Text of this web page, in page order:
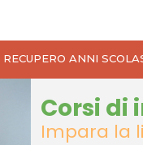
RECUPERO ANNI
Corsi di
Impara la